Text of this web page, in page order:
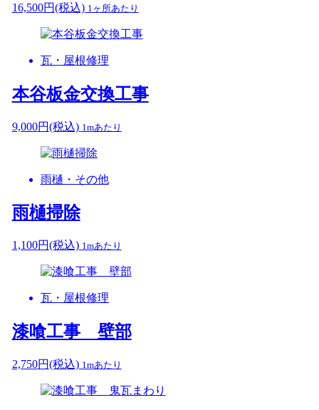
16,500円(税込) 1ヶ所あたり
瓦・屋根修理
本谷板金交換工事
9,000円(税込) 1mあたり
雨樋・その他
雨樋掃除
1,100円(税込) 1mあたり
瓦・屋根修理
漆喰工事 壁部
2,750円(税込) 1mあたり